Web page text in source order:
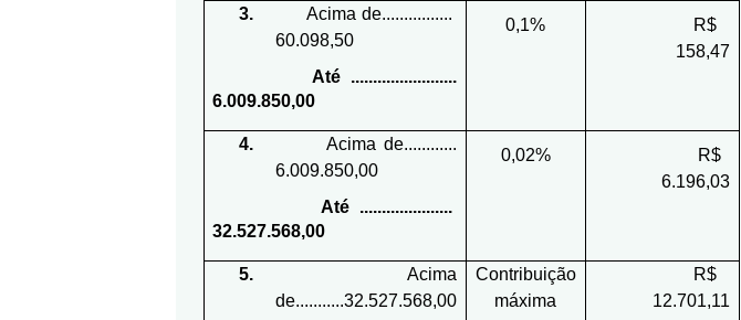
3.
Acima de................
60.098,50
Até ........................
6.009.850,00
0,1%
R$
158,47
4.
Acima de............
6.009.850,00
Até .....................
32.527.568,00
0,02%
R$
6.196,03
5.
Acima
de...........32.527.568,00
Contribuição
máxima
R$
12.701,11